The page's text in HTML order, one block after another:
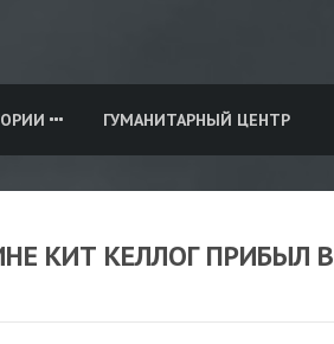
ГУМАНИТАРНЫЙ ЦЕНТР
КИТ КЕЛЛОГ ПРИБЫЛ В